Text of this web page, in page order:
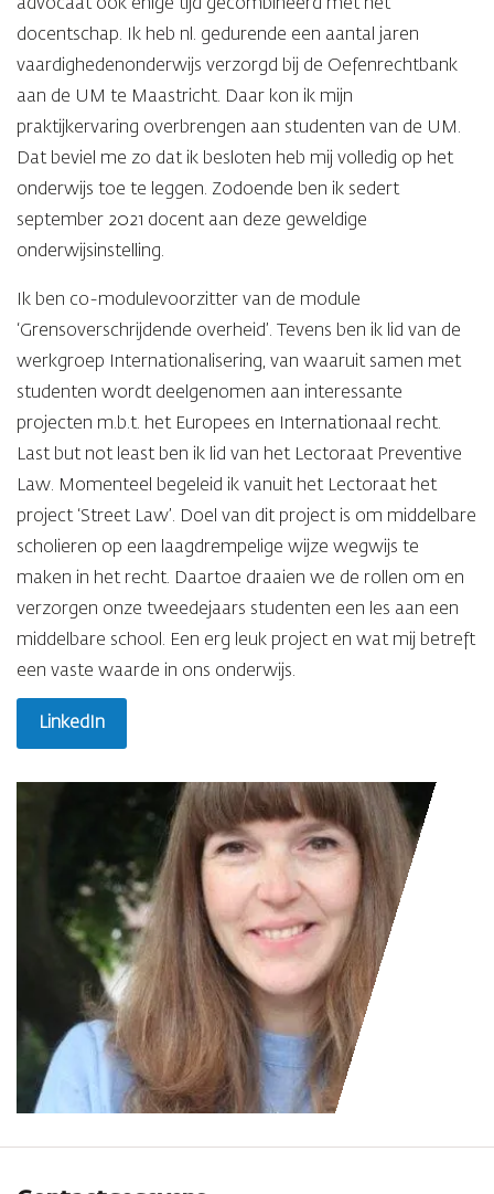
advocaat ook enige tijd gecombineerd met het
docentschap. Ik heb nl. gedurende een aantal jaren
vaardighedenonderwijs verzorgd bij de Oefenrechtbank
aan de UM te Maastricht. Daar kon ik mijn
praktijkervaring overbrengen aan studenten van de UM.
Dat beviel me zo dat ik besloten heb mij volledig op het
onderwijs toe te leggen. Zodoende ben ik sedert
september 2021 docent aan deze geweldige
onderwijsinstelling.
Ik ben co-modulevoorzitter van de module
‘Grensoverschrijdende overheid’. Tevens ben ik lid van de
werkgroep Internationalisering, van waaruit samen met
studenten wordt deelgenomen aan interessante
projecten m.b.t. het Europees en Internationaal recht.
Last but not least ben ik lid van het Lectoraat Preventive
Law. Momenteel begeleid ik vanuit het Lectoraat het
project ‘Street Law’. Doel van dit project is om middelbare
scholieren op een laagdrempelige wijze wegwijs te
maken in het recht. Daartoe draaien we de rollen om en
verzorgen onze tweedejaars studenten een les aan een
middelbare school. Een erg leuk project en wat mij betreft
een vaste waarde in ons onderwijs.
LinkedIn